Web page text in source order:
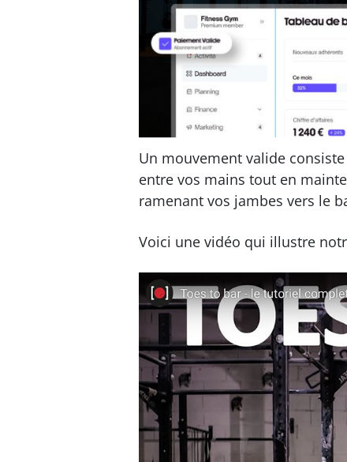
Un mouvement valide
entre vos mains tout en
ramenant vos jambes vers le
Voici une vidéo qui illustre